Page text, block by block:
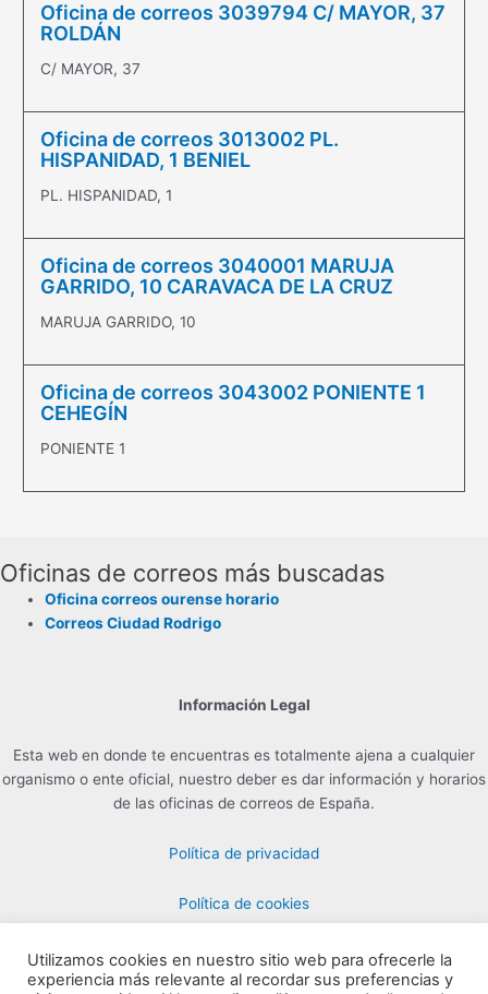
Oficina de correos 3039794 C/ MAYOR, 37
ROLDÁN
C/ MAYOR, 37
Oficina de correos 3013002 PL.
HISPANIDAD, 1 BENIEL
PL. HISPANIDAD, 1
Oficina de correos 3040001 MARUJA
GARRIDO, 10 CARAVACA DE LA CRUZ
MARUJA GARRIDO, 10
Oficina de correos 3043002 PONIENTE 1
CEHEGÍN
PONIENTE 1
Oficinas de correos más buscadas
Oficina correos ourense horario
Correos Ciudad Rodrigo
Información Legal
Esta web en donde te encuentras es totalmente ajena a cualquier
organismo o ente oficial, nuestro deber es dar información y horarios
de las oficinas de correos de España.
Política de privacidad
Política de cookies
Contacto para Publicidad en info@horarioscorreos.com
Utilizamos cookies en nuestro sitio web para ofrecerle la
experiencia más relevante al recordar sus preferencias y